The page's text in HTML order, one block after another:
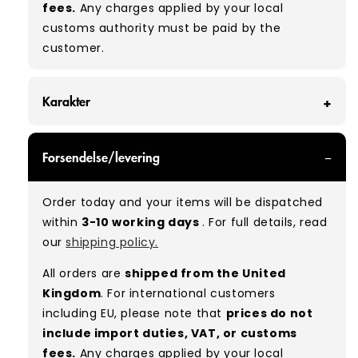
fees. Any charges applied by your local
customs authority must be paid by the
customer.
Karakter
can expect items that are in good condition
with some marks, small holes, or tears. Most
marks can be removed with a wash. Available
at a discount compared to Grade A.
Forsendelse/levering
Order today and your items will be dispatched
within 3-10 working days. For full details, read
ourshipping policy.
All orders are shipped from the United
Kingdom. For international customers
including EU, please note that prices do not
include import duties, VAT, or customs
fees. Any charges applied by your local